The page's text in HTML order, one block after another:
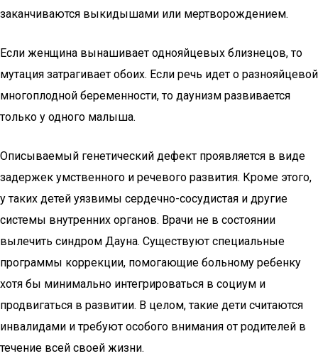
заканчиваются выкидышами или мертворождением.
Если женщина вынашивает однояйцевых близнецов, то
мутация затрагивает обоих. Если речь идет о разнояйцевой
многоплодной беременности, то даунизм развивается
только у одного малыша.
Описываемый генетический дефект проявляется в виде
задержек умственного и речевого развития. Кроме этого,
у таких детей уязвимы сердечно-сосудистая и другие
системы внутренних органов. Врачи не в состоянии
вылечить синдром Дауна. Существуют специальные
программы коррекции, помогающие больному ребенку
хотя бы минимально интегрироваться в социум и
продвигаться в развитии. В целом, такие дети считаются
инвалидами и требуют особого внимания от родителей в
течение всей своей жизни.